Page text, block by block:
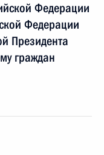
Федерации
Федерации
Президента
граждан